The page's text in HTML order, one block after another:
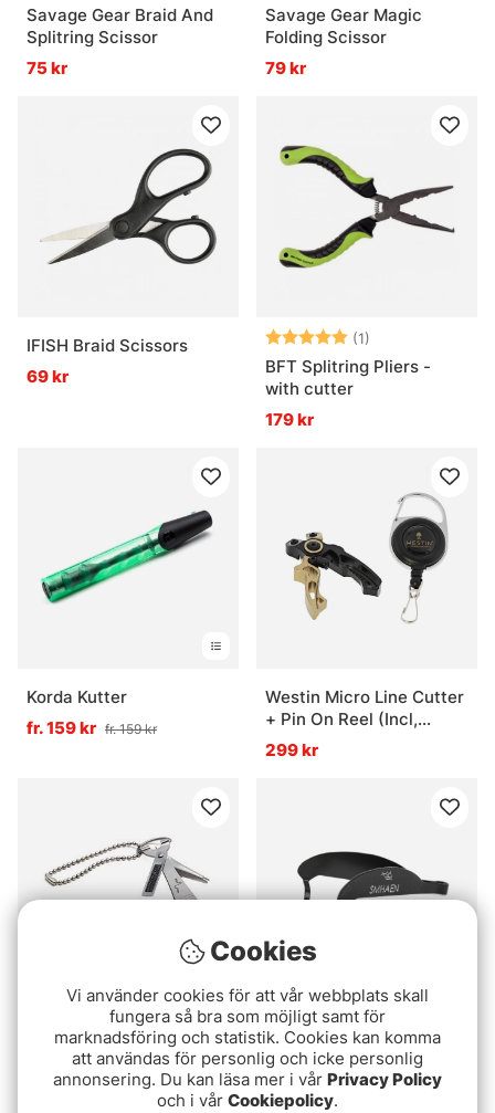
Savage Gear Braid And
Splitring Scissor
75 kr
Savage Gear Magic
Folding Scissor
79 kr
IFISH Braid Scissors
69 kr
Betyg: (1)
BFT Splitring Pliers -
with cutter
179 kr
Korda Kutter
fr. 159 kr fr. 159 kr
Westin Micro Line Cutter
+ Pin On Reel (Incl,
Spare Blades) S
2,5''/6,3cm Black Sand
299 kr
Guideline Multi Clipper
229 kr
SMHAEN Material Guard
139 kr
Cookies
Vi använder cookies för att vår webbplats skall
fungera så bra som möjligt samt för
marknadsföring och statistik. Cookies kan komma
att användas för personlig och icke personlig
annonsering. Du kan läsa mer i vår Privacy Policy
och i vår Cookiepolicy.